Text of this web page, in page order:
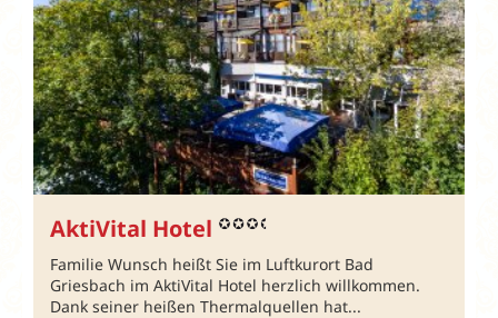
AktiVital Hotel
Familie Wunsch heißt Sie im Luftkurort Bad
Griesbach im AktiVital Hotel herzlich willkommen.
Dank seiner heißen Thermalquellen hat...